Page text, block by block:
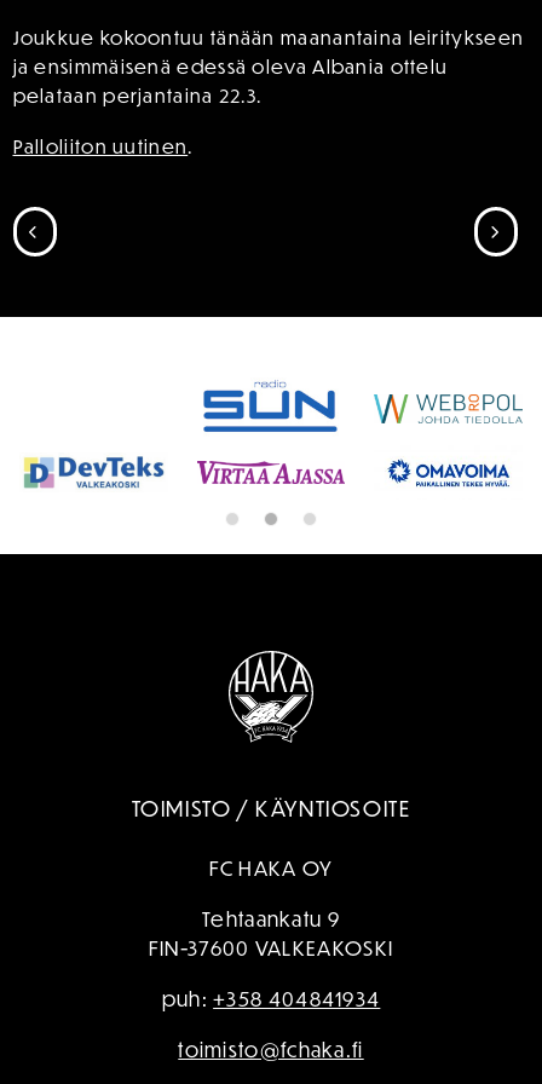
Joukkue kokoontuu tänään maanantaina leiritykseen
ja ensimmäisenä edessä oleva Albania ottelu
pelataan perjantaina 22.3.
Palloliiton uutinen.
SIIRRY EDELLISEEN
TOIMISTO / KÄYNTIOSOITE
FC HAKA OY
Tehtaankatu 9
FIN-37600 VALKEAKOSKI
puh:+358 404841934
toimisto@fchaka.fi